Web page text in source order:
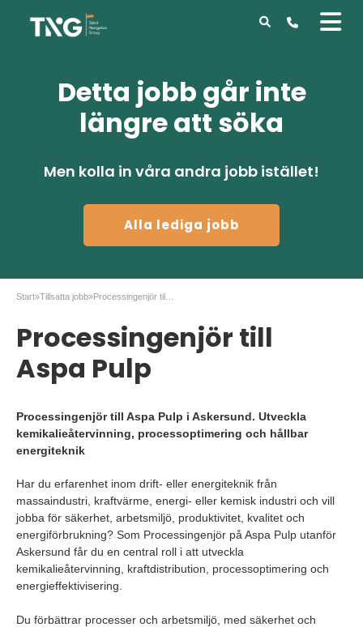
Detta jobb går inte
längre att söka
Men kolla in våra andra jobb istället!
Alla lediga jobb
Start»Tillsatta jobb»
Processingenjör till
Aspa Pulp
Processingenjör till Aspa Pulp i Askersund. Utveckla
kemikalieåtervinning, processoptimering och hållbar
energiteknik
Har du erfarenhet inom drift- eller energiteknik från
massaindustri, kraftvärme, energi- eller kemisk industri och vill
jobba för säkerhet, arbetsmiljö, produktivitet, kvalitet och
energiförbrukning? Som Processingenjör på Aspa Pulp utanför
Askersund får du en central roll i att utveckla
kemikalieåtervinning, kraftdistribution, processoptimering och
energieffektivisering.
Du förbättrar processer och arbetsmiljö, med säkerhet och